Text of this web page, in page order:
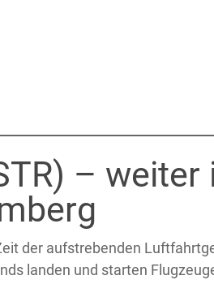
–
der aufstrebenden
landen und starten